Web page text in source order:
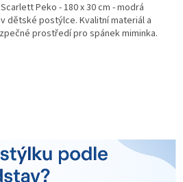
Peko - 180 x 30 cm - modrá
dětské postýlce. Kvalitní materiál a
prostředí pro spánek miminka.